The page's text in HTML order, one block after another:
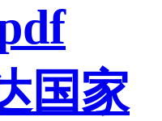
国家